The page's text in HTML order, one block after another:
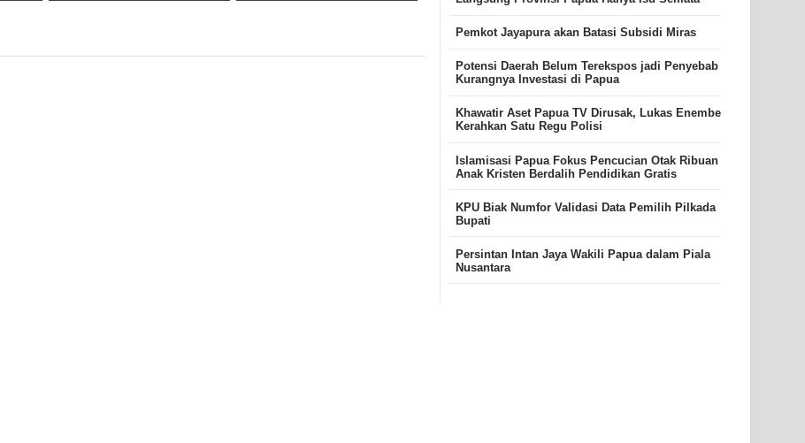
Pemkot Jayapura akan Batasi Subsidi Miras
Potensi Daerah Belum Terekspos jadi Penyebab
Kurangnya Investasi di Papua
Khawatir Aset Papua TV Dirusak, Lukas Enembe
Kerahkan Satu Regu Polisi
Islamisasi Papua Fokus Pencucian Otak Ribuan
Anak Kristen Berdalih Pendidikan Gratis
KPU Biak Numfor Validasi Data Pemilih Pilkada
Bupati
Persintan Intan Jaya Wakili Papua dalam Piala
Nusantara